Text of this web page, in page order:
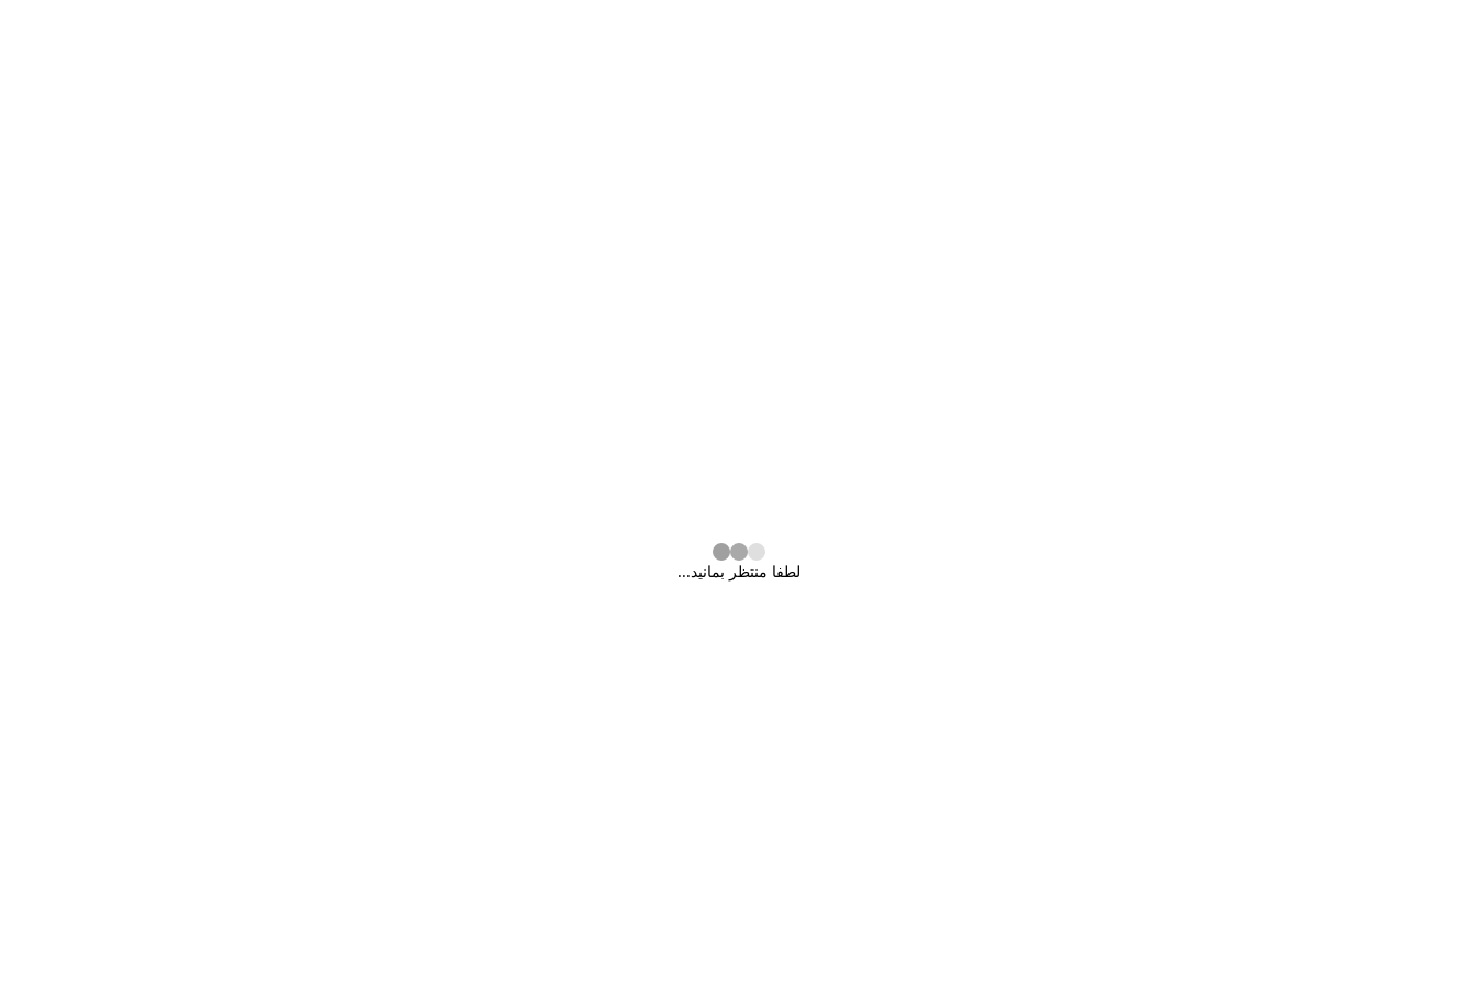
لطفا منتظر بمانید...